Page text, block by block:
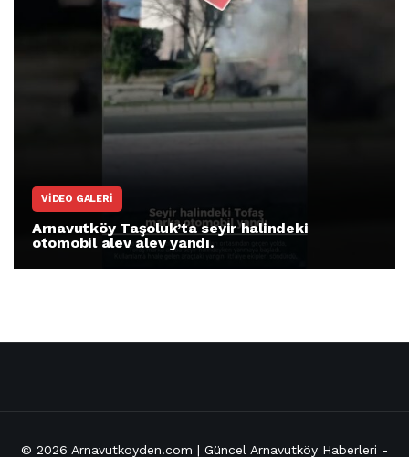
VIDEO GALERI
Arnavutköy Taşoluk’ta seyir halindeki
otomobil alev alev yandı.
© 2026 Arnavutkoyden.com | Güncel Arnavutköy Haberleri -